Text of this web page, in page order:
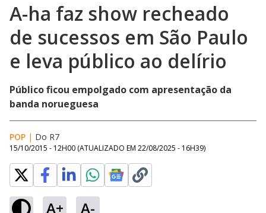
A-ha faz show recheado
de sucessos em São Paulo
e leva público ao delírio
Público ficou empolgado com apresentação da
banda norueguesa
POP | Do R7
15/10/2015 - 12H00 (ATUALIZADO EM 22/08/2025 - 16H39)
A+ A-